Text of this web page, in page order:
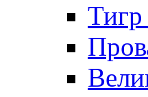
Тигр